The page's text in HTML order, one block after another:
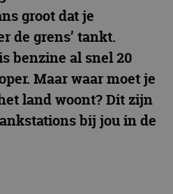
groot dat je
de grens’ tankt.
benzine al snel 20
Maar waar moet je
land woont? Dit zijn
bij jou in de